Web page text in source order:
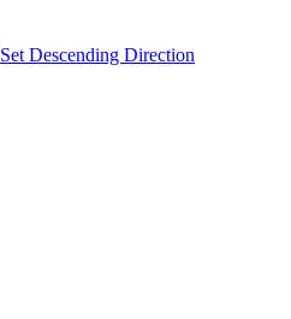
Set Descending Direction